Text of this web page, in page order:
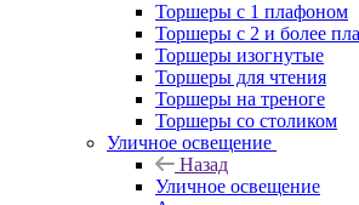
Торшеры с 1 плафоном
Торшеры с 2 и более
Торшеры изогнутые
Торшеры для чтения
Торшеры на треноге
Торшеры со столиком
Уличное освещение
Назад
Уличное освещение